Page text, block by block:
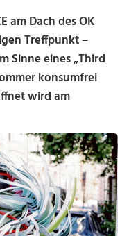
am Dach des OK
Treffpunkt –
Sinne eines „Third
konsumfrei
wird am